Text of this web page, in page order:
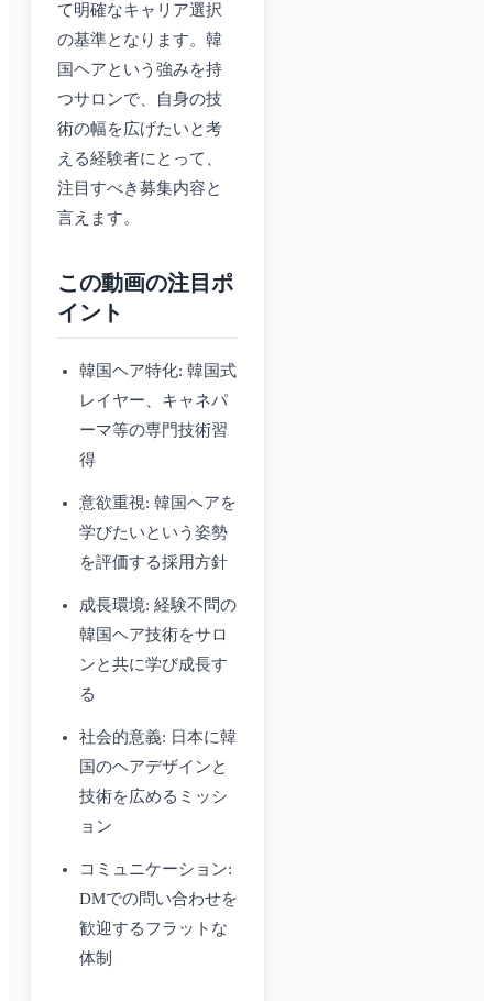
て明確なキャリア選択
の基準となります。韓
国ヘアという強みを持
つサロンで、自身の技
術の幅を広げたいと考
える経験者にとって、
注目すべき募集内容と
言えます。
この動画の注目ポ
イント
韓国ヘア特化: 韓国式
レイヤー、キャネパ
ーマ等の専門技術習
得
意欲重視: 韓国ヘアを
学びたいという姿勢
を評価する採用方針
成長環境: 経験不問の
韓国ヘア技術をサロ
ンと共に学び成長す
る
社会的意義: 日本に韓
国のヘアデザインと
技術を広めるミッシ
ョン
コミュニケーション:
DMでの問い合わせを
歓迎するフラットな
体制